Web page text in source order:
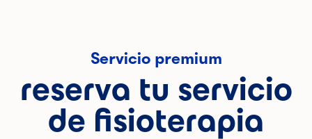
Servicio premium
reserva tu servicio
de fisioterapia